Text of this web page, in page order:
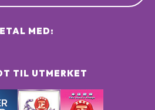
TIL UTMERKET
MED: